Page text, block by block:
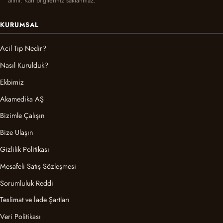
KURUMSAL
Acil Tıp Nedir?
Nasıl Kurulduk?
Ekbimiz
Akamedika AŞ
Bizimle Çalışın
Bize Ulaşın
Gizlilik Politikası
Mesafeli Satış Sözleşmesi
Sorumluluk Reddi
Teslimat ve İade Şartları
Veri Politikası